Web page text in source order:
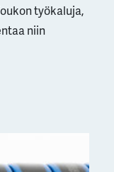
työkaluja,
niin